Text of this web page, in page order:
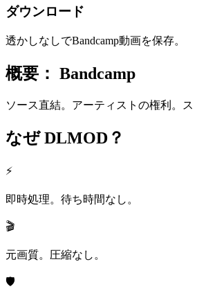
ダウンロード
透かしなしでBandcamp動画を保存。
概要： Bandcamp
ソース直結。アーティストの権利。
なぜ DLMOD？
⚡
即時処理。待ち時間なし。
🎬
元画質。圧縮なし。
🛡️